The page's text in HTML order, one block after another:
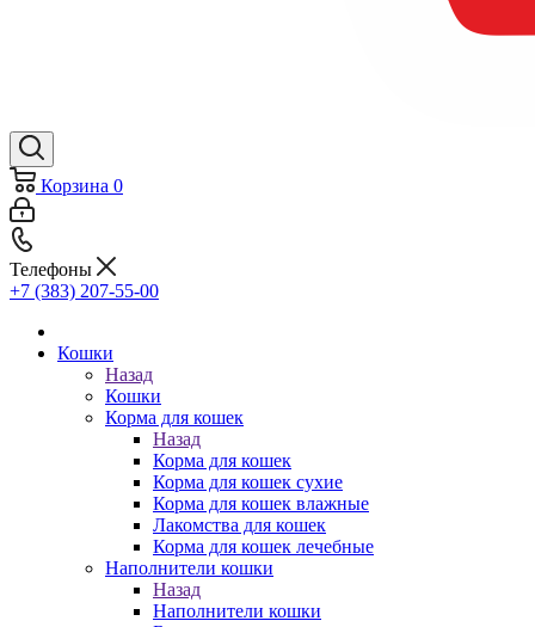
Корзина 0
Телефоны
+7 (383) 207-55-00
Кошки
Назад
Кошки
Корма для кошек
Назад
Корма для кошек
Корма для кошек сухие
Корма для кошек влажные
Лакомства для кошек
Корма для кошек лечебные
Наполнители кошки
Назад
Наполнители кошки